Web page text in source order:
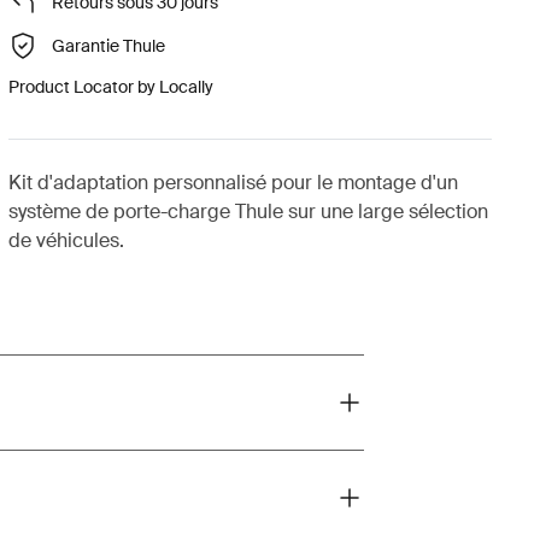
Garantie Thule
Product Locator by Locally
Kit d'adaptation personnalisé pour le montage d'un
système de porte-charge Thule sur une large sélection
de véhicules.